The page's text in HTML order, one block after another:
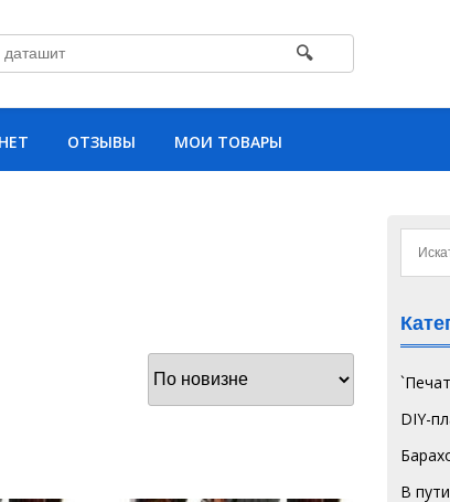
🔍
ОТЗЫВЫ МОИ ТОВАРЫ
DIY-
В пути